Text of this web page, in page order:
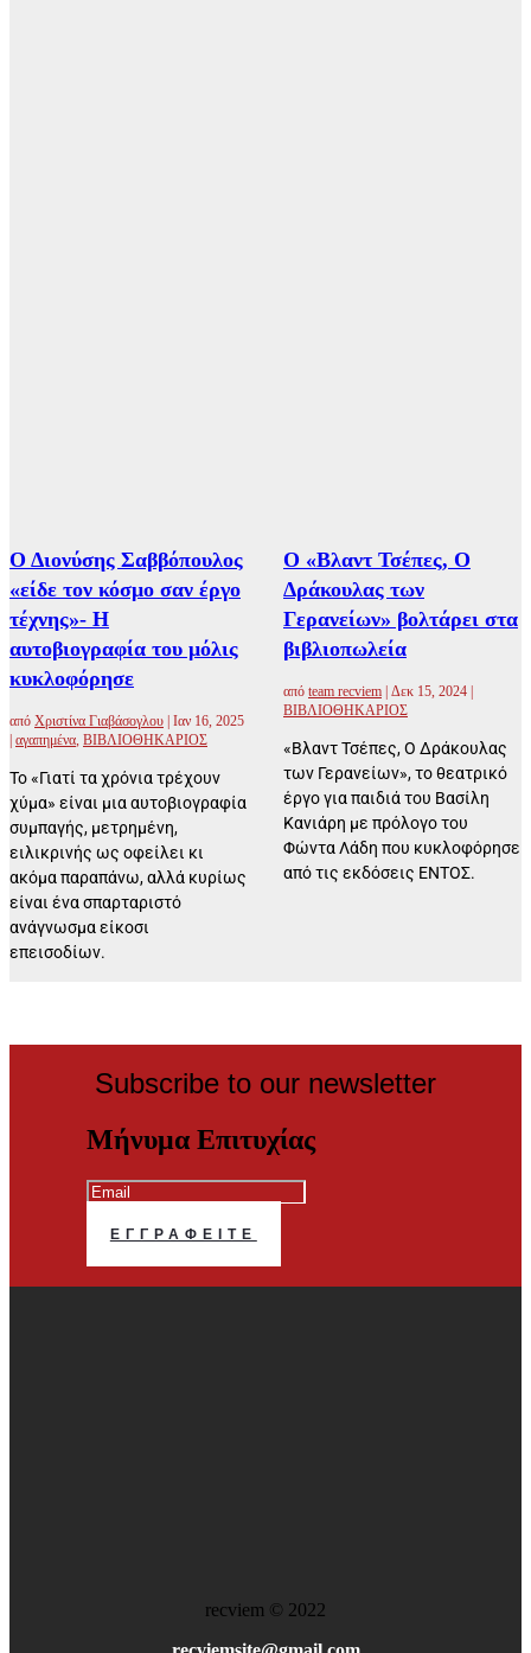
Ο Διονύσης Σαββόπουλος
«είδε τον κόσμο σαν έργο
τέχνης»- Η
αυτοβιογραφία του μόλις
κυκλοφόρησε
από Χριστίνα Γιαβάσογλου | Ιαν 16, 2025
| αγαπημένα ΒΙΒΛΙΟΘΗΚΑΡΙΟΣ
Το «Γιατί τα χρόνια τρέχουν
χύμα» είναι μια αυτοβιογραφία
συμπαγής, μετρημένη,
ειλικρινής ως οφείλει κι
ακόμα παραπάνω, αλλά κυρίως
είναι ένα σπαρταριστό
ανάγνωσμα είκοσι
επεισοδίων.
Ο «Βλαντ Τσέπες, Ο
Δράκουλας των
Γερανείων» βολτάρει στα
βιβλιοπωλεία
από team recviem | Δεκ 15, 2024 |
ΒΙΒΛΙΟΘΗΚΑΡΙΟΣ
«Βλαντ Τσέπες, Ο Δράκουλας
των Γερανείων», το θεατρικό
έργο για παιδιά του Βασίλη
Κανιάρη με πρόλογο του
Φώντα Λάδη που κυκλοφόρησε
από τις εκδόσεις ΕΝΤΟΣ.
Subscribe to our newsletter
Μήνυμα Επιτυχίας
ΕΓΓΡΑΦΕΊΤΕ
recviem © 2022